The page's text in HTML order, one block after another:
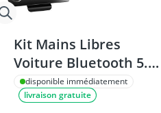
Kit Mains Libres
Voiture Bluetooth 5.0
avec Micro Intégré
disponible immédiatement
livraison gratuite